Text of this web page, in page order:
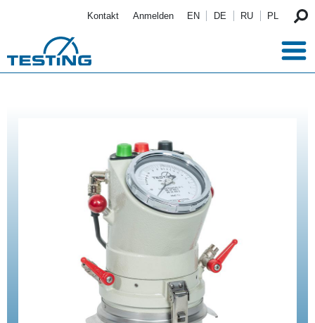
Kontakt Anmelden EN DE RU PL